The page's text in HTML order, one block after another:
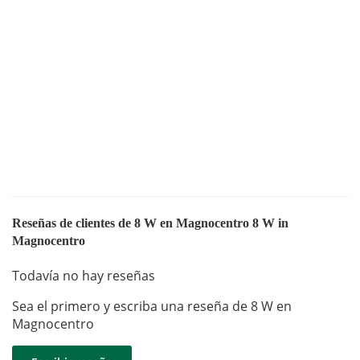
Reseñas de clientes de 8 W en Magnocentro 8 W in
Magnocentro
Todavía no hay reseñas
Sea el primero y escriba una reseña de 8 W en
Magnocentro